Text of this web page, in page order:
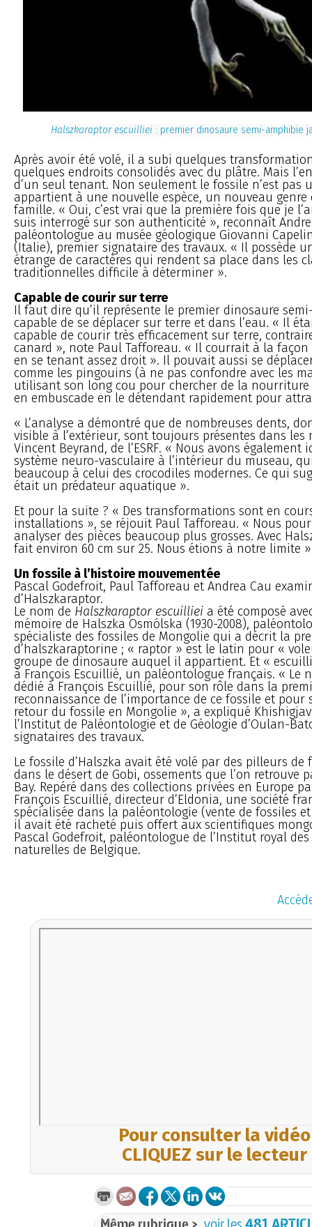
Halszkaraptor escuilliei: premier dinosaure semi-amphibie
Après avoir été volé, il a subi quelques
quelques endroits consolidés avec du plâtre. Mais
d’un seul tenant. Non seulement le fossile n’est pas
appartient à une nouvelle espèce, un nouveau
famille. « Oui, c’est vrai que la première fois que je
suis interrogé sur son authenticité », reconnaît
paléontologue au musée géologique Giovanni
(Italie), premier signataire des travaux. « Il possède
étrange de caractères qui rendent sa place dans les
traditionnelles difficile à déterminer ».
Capable de courir sur terre
Il faut dire qu’il représente le premier dinosaure
capable de se déplacer sur terre et dans l’eau. « Il
capable de courir très efficacement sur terre,
canard », note Paul Tafforeau. « Il courrait à la façon
en se tenant assez droit ». Il pouvait aussi se
comme les pingouins (à ne pas confondre avec les
utilisant son long cou pour chercher de la
en embuscade en le détendant rapidement pour
« L’analyse a démontré que de nombreuses dents,
visible à l’extérieur, sont toujours présentes dans les
Vincent Beyrand, de l’ESRF. « Nous avons également
système neuro-vasculaire à l’intérieur du museau,
beaucoup à celui des crocodiles modernes. Ce qui
était un prédateur aquatique ».
Et pour la suite ? « Des transformations sont en
installations », se réjouit Paul Tafforeau. « Nous
analyser des pièces beaucoup plus grosses. Avec
fait environ 60 cm sur 25. Nous étions à notre limite
Un fossile à l’histoire mouvementée
Pascal Godefroit, Paul Tafforeau et Andrea Cau
d’Halszkaraptor.
Le nom de Halszkaraptor escuilliei a été composé
mémoire de Halszka Osmólska (1930-2008),
spécialiste des fossiles de Mongolie qui a décrit la
d’halszkaraptorine ; « raptor » est le latin pour «
groupe de dinosaure auquel il appartient. Et «
à François Escuillié, un paléontologue français. « Le
dédié à François Escuillié, pour son rôle dans la
reconnaissance de l’importance de ce fossile et pour
retour du fossile en Mongolie », a expliqué
l’Institut de Paléontologie et de Géologie d’Oulan-
signataires des travaux.
Le fossile d’Halszka avait été volé par des pilleurs de
dans le désert de Gobi, ossements que l’on retrouve
Bay. Repéré dans des collections privées en Europe
François Escuillié, directeur d’Eldonia, une société
spécialisée dans la paléontologie (vente de fossiles
il avait été racheté puis offert aux scientifiques
Pascal Godefroit, paléontologue de l’Institut royal des
naturelles de Belgique.
Pour consulter la vidéo
CLIQUEZ sur le lecteur